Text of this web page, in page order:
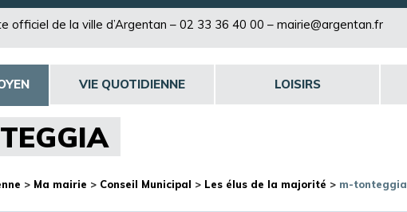
officiel de la ville d’Argentan – 02 33 36 40 00 – mairie@argentan.fr
VIE QUOTIDIENNE LOISIRS
> Ma mairie > Conseil Municipal > Les élus de la majorité > m-tonteggia